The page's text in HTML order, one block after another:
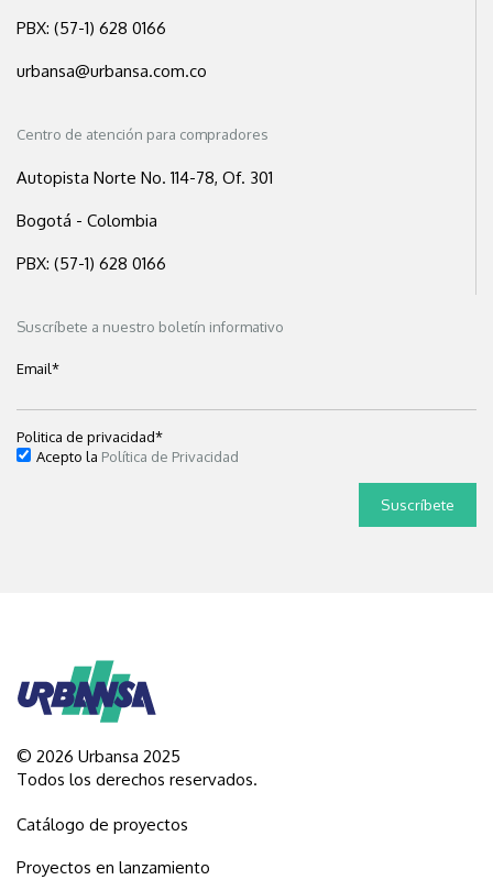
PBX: (57-1) 628 0166
urbansa@urbansa.com.co
Centro de atención para compradores
Autopista Norte No. 114-78, Of. 301
Bogotá - Colombia
PBX: (57-1) 628 0166
Suscríbete a nuestro boletín informativo
Email*
Politica de privacidad*
Acepto la Política de Privacidad
© 2026 Urbansa 2025
Todos los derechos reservados.
Catálogo de proyectos
Proyectos en lanzamiento